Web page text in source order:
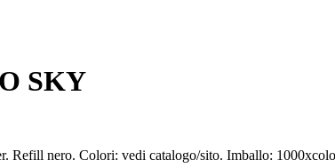
SKY
Refill nero. Colori: vedi catalogo/sito. Imballo: